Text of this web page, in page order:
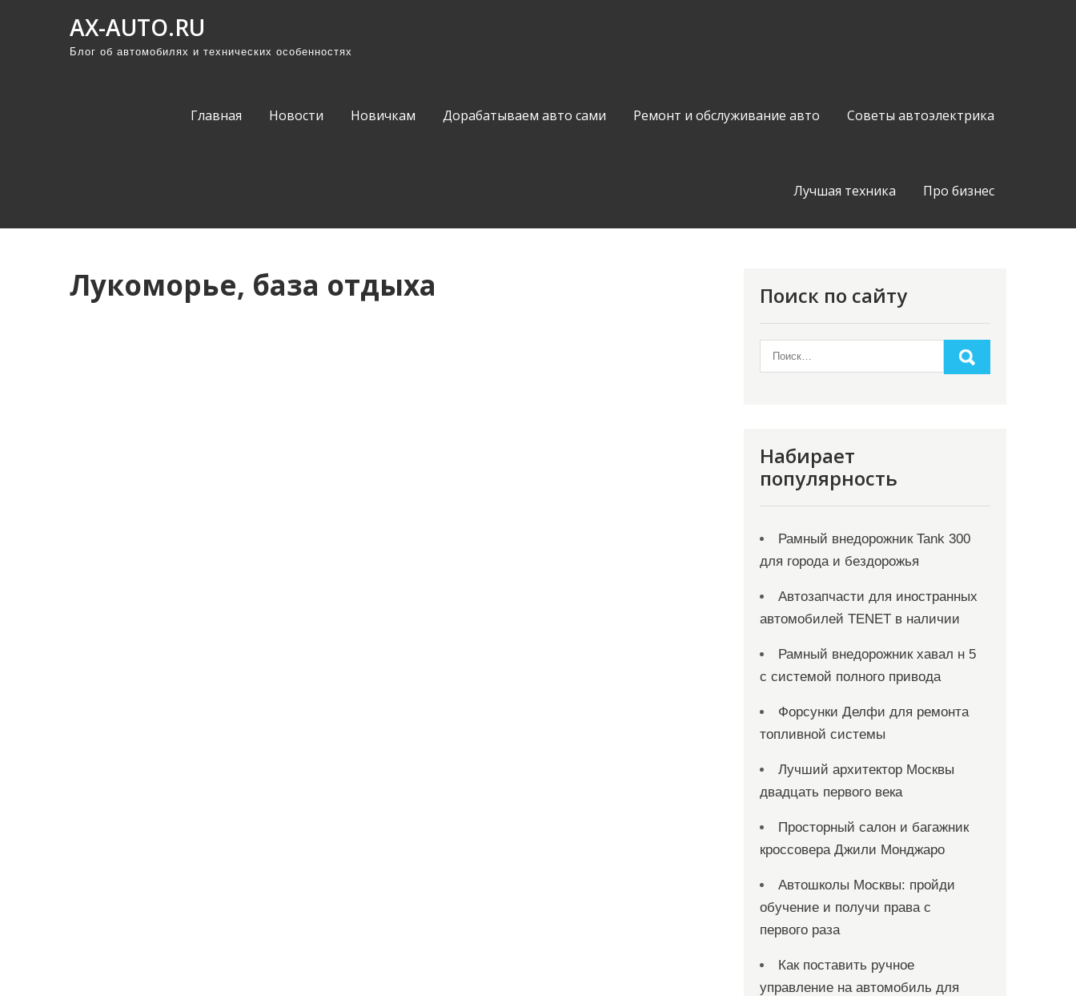
AX-AUTO.RU
Блог об автомобилях и технических особенностях
Главная Новости Новичкам Дорабатываем авто сами Ремонт и обслуживание авто Советы автоэлектрика
Лучшая техника Про бизнес
Лукоморье, база отдыха Поиск по сайту
Набирает
популярность
Рамный внедорожник Tank 300
для города и бездорожья
Автозапчасти для иностранных
автомобилей TENET в наличии
Рамный внедорожник хавал н 5
с системой полного привода
Форсунки Делфи для ремонта
топливной системы
Лучший архитектор Москвы
двадцать первого века
Просторный салон и багажник
кроссовера Джили Монджаро
Автошколы Москвы: пройди
обучение и получи права с
первого раза
Как поставить ручное
управление на автомобиль для